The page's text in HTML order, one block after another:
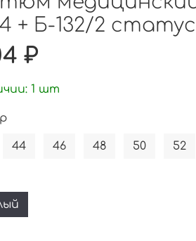
+ Б-132/2
₽
1 шт
44 46 48 50 52